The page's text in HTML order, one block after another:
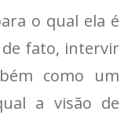
o qual ela é
de fato, intervir
como um
a visão de